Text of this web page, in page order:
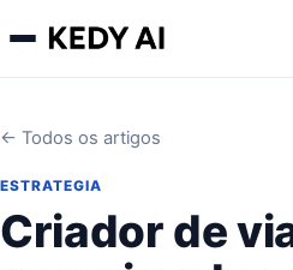
← Todos os artigos
ESTRATEGIA
Criador de